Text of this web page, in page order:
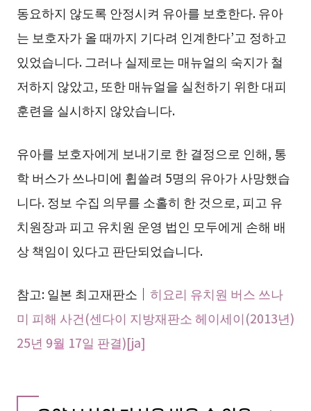
동요하지 않도록 안정시켜 유아를 보호한다. 유아
는 보호자가 올 때까지 기다려 인계한다’고 정하고
있었습니다. 그러나 실제로는 매뉴얼의 숙지가 철
저하지 않았고, 또한 매뉴얼을 실천하기 위한 대피
훈련을 실시하지 않았습니다.
유아를 보호자에게 보내기로 한 결정으로 인해, 통
학 버스가 쓰나미에 휩쓸려 5명의 유아가 사망했습
니다. 정보 수집 의무를 소홀히 한 것으로, 피고 유
치원장과 피고 유치원 운영 법인 모두에게 손해 배
상 책임이 있다고 판단되었습니다.
참고: 일본 최고재판소｜ 히요리 유치원 버스 쓰나
미 피해 사건(센다이 지방재판소 헤이세이(2013년)
25년 9월 17일 판결)[ja]